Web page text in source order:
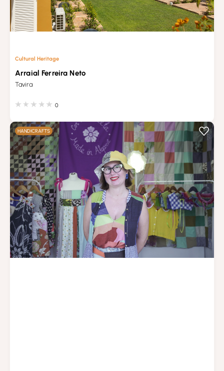
Cultural Heritage
Arraial Ferreira Neto
Tavira
0
HANDICRAFTS